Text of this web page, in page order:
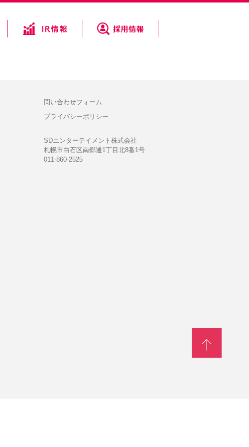
問い合わせフォーム
プライバシーポリシー
SDエンターテイメント株式会社
札幌市白石区南郷通1丁目北8番1号
011-860-2525